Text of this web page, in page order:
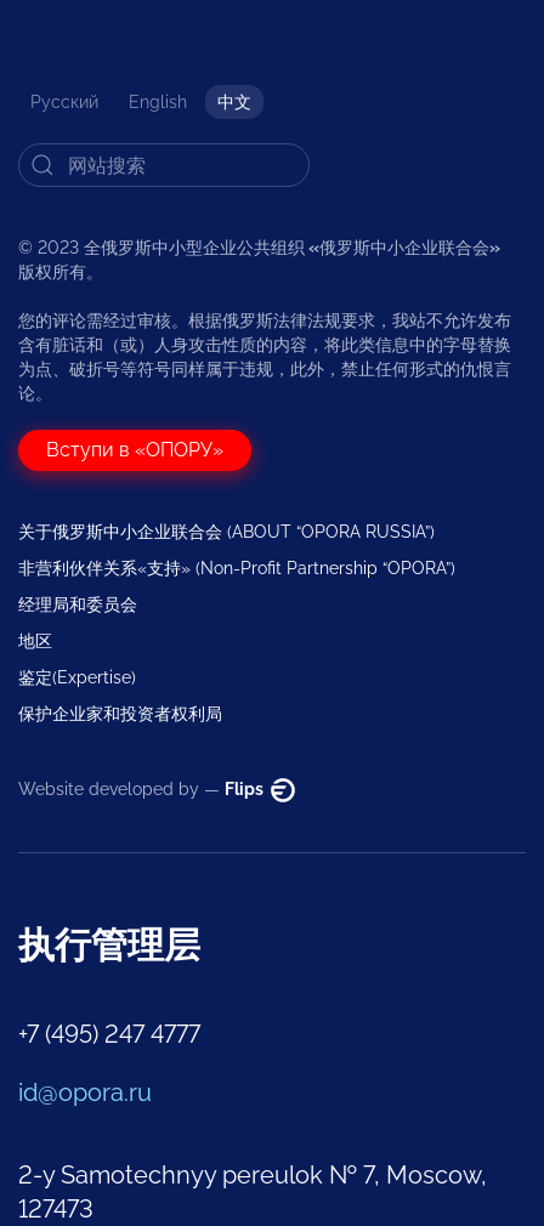
Русский English 中文
© 2023 全俄罗斯中小型企业公共组织 «俄罗斯中小企业联合会»
版权所有。
您的评论需经过审核。根据俄罗斯法律法规要求，我站不允许发布
含有脏话和（或）人身攻击性质的内容，将此类信息中的字母替换
为点、破折号等符号同样属于违规，此外，禁止任何形式的仇恨言
论。
Вступи в «ОПОРУ»
关于俄罗斯中小企业联合会 (ABOUT “OPORA RUSSIA”)
非营利伙伴关系«支持» (Non-Profit Partnership “OPORA”)
经理局和委员会
地区
鉴定(Expertise)
保护企业家和投资者权利局
Website developed by — Flips
执行管理层
+7 (495) 247 4777
id@opora.ru
2-y Samotechnyy pereulok № 7, Moscow,
127473